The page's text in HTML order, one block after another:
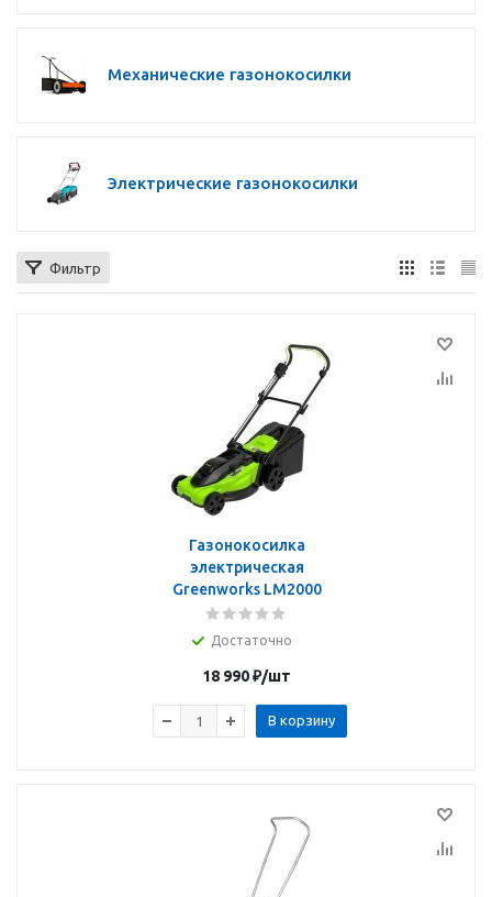
Механические газонокосилки
Электрические газонокосилки
Фильтр
Газонокосилка
электрическая
Greenworks LM2000
Достаточно
18 990₽/шт
В корзину